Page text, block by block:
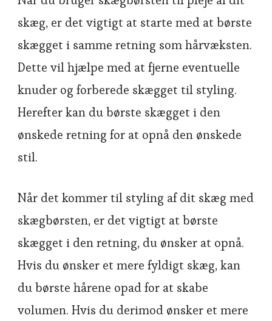
skæg, er det vigtigt at starte med at børste
skægget i samme retning som hårvæksten.
Dette vil hjælpe med at fjerne eventuelle
knuder og forberede skægget til styling.
Herefter kan du børste skægget i den
ønskede retning for at opnå den ønskede
stil.
Når det kommer til styling af dit skæg med
skægbørsten, er det vigtigt at børste
skægget i den retning, du ønsker at opnå.
Hvis du ønsker et mere fyldigt skæg, kan
du børste hårene opad for at skabe
volumen. Hvis du derimod ønsker et mere